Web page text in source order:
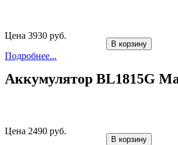
Цена 3930 руб.
Подробнее...
В корзину
Аккумулятор BL1815G
Цена 2490 руб.
В корзину